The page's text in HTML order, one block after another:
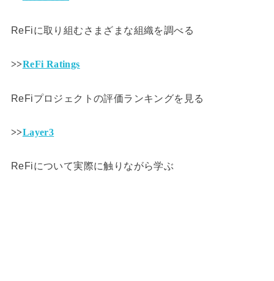
ReFiに取り組むさまざまな組織を調べる
>>ReFi Ratings
ReFiプロジェクトの評価ランキングを見る
>>Layer3
ReFiについて実際に触りながら学ぶ